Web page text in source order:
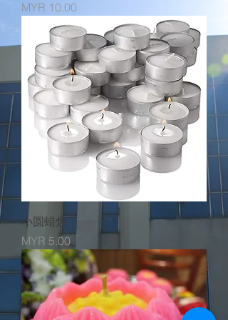
價格
MYR 10.00
小圆蜡烛
價格
MYR 5.00